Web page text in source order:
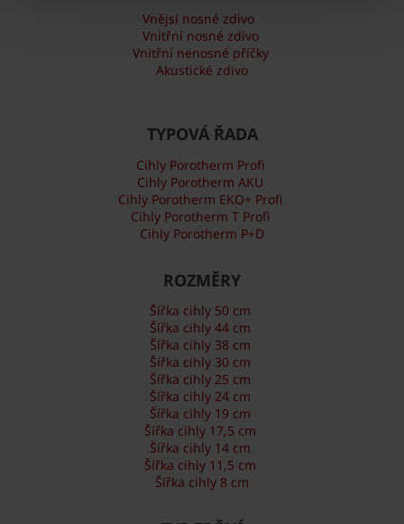
Vnějsí nosné zdivo
Vnitřní nosné zdivo
Vnitřní nenosné příčky
Akustické zdivo
TYPOVÁ ŘADA
Cihly Porotherm Profi
Cihly Porotherm AKU
Cihly Porotherm EKO+ Profi
Cihly Porotherm T Profi
Cihly Porotherm P+D
ROZMĚRY
Šířka cihly 50 cm
Šířka cihly 44 cm
Šířka cihly 38 cm
Šířka cihly 30 cm
Šířka cihly 25 cm
Šířka cihly 24 cm
Šířka cihly 19 cm
Šířka cihly 17,5 cm
Šířka cihly 14 cm
Šířka cihly 11,5 cm
Šířka cihly 8 cm